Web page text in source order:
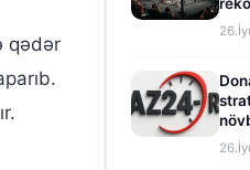
qədər